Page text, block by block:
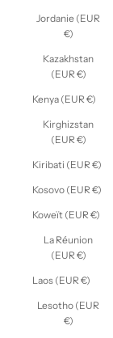
Jordanie (EUR
€)
Kazakhstan
(EUR €)
Kenya (EUR €)
Kirghizstan
(EUR €)
Kiribati (EUR €)
Kosovo (EUR €)
Koweït (EUR €)
La Réunion
(EUR €)
Laos (EUR €)
Lesotho (EUR
€)